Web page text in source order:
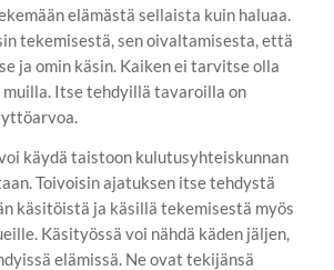
elämästä sellaista kuin haluaa.
tekemisestä, sen oivaltamisesta, että
ja omin käsin. Kaiken ei tarvitse olla
Itse tehdyillä tavaroilla on
käydä taistoon kulutusyhteiskunnan
Toivoisin ajatuksen itse tehdystä
käsitöistä ja käsillä tekemisestä myös
Käsityössä voi nähdä käden jäljen,
elämissä. Ne ovat tekijänsä